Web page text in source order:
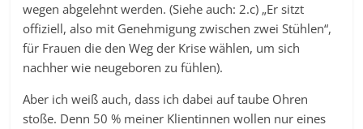
wegen abgelehnt werden. (Siehe auch: 2.c) „Er sitzt
offiziell, also mit Genehmigung zwischen zwei Stühlen“,
für Frauen die den Weg der Krise wählen, um sich
nachher wie neugeboren zu fühlen).
Aber ich weiß auch, dass ich dabei auf taube Ohren
stoße. Denn 50 % meiner Klientinnen wollen nur eines